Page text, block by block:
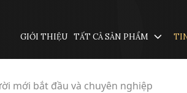
GIỚI THIỆU TẤT CẢ SẢN PHẨM
mới bắt đầu và chuyên nghiệp